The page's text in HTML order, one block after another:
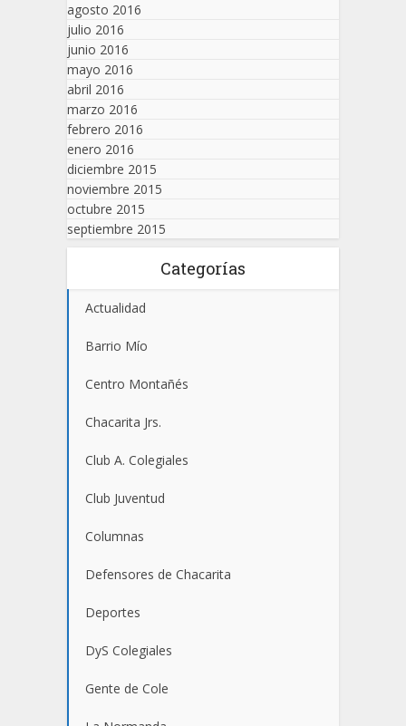
agosto 2016
julio 2016
junio 2016
mayo 2016
abril 2016
marzo 2016
febrero 2016
enero 2016
diciembre 2015
noviembre 2015
octubre 2015
septiembre 2015
Categorías
Actualidad
Barrio Mío
Centro Montañés
Chacarita Jrs.
Club A. Colegiales
Club Juventud
Columnas
Defensores de Chacarita
Deportes
DyS Colegiales
Gente de Cole